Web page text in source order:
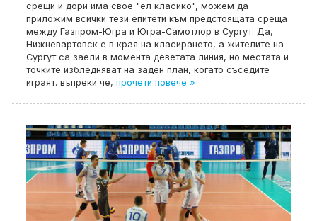
срещи и дори има свое "ел класико", можем да
приложим всички тези епитети към предстоящата среща
между Газпром-Югра и Югра-Самотлор в Сургут. Да,
Нижневартовск е в края на класирането, а жителите на
Сургут са заели в момента деветата линия, но местата и
точките избледняват на заден план, когато съседите
играят. въпреки че, прочети повече »